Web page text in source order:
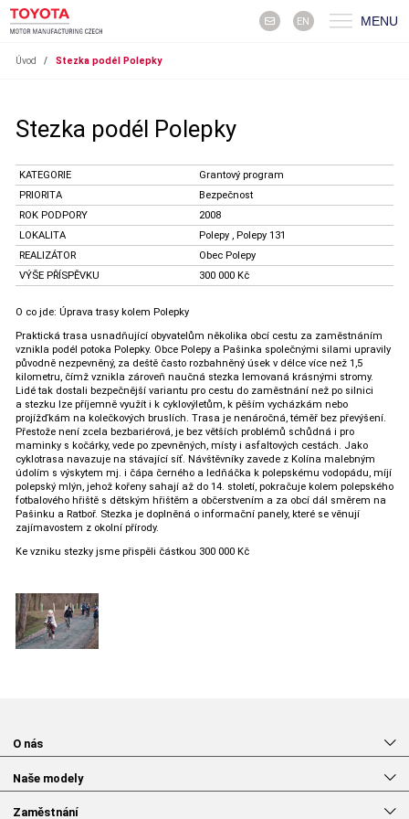
EN MENU
Úvod / Stezka podél Polepky
Stezka podél Polepky
KATEGORIE
Grantový program
PRIORITA
Bezpečnost
ROK PODPORY
2008
LOKALITA
Polepy , Polepy 131
REALIZÁTOR
Obec Polepy
VÝŠE PŘÍSPĚVKU
300 000 Kč
O co jde: Úprava trasy kolem Polepky
Praktická trasa usnadňující obyvatelům několika obcí cestu za zaměstnáním
vznikla podél potoka Polepky. Obce Polepy a Pašinka společnými silami upravily
původně nezpevněný, za deště často rozbahněný úsek v délce více než 1,5
kilometru, čímž vznikla zároveň naučná stezka lemovaná krásnými stromy.
Lidé tak dostali bezpečnější variantu pro cestu do zaměstnání než po silnici
a stezku lze příjemně využít i k cyklovýletům, k pěším vycházkám nebo
projížďkám na kolečkových bruslích. Trasa je nenáročná, téměř bez převýšení.
Přestože není zcela bezbariérová, je bez větších problémů schůdná i pro
maminky s kočárky, vede po zpevněných, místy i asfaltových cestách. Jako
cyklotrasa navazuje na stávající síť. Návštěvníky zavede z Kolína malebným
údolím s výskytem mj. i čápa černého a ledňáčka k polepskému vodopádu, míjí
polepský mlýn, jehož kořeny sahají až do 14. století, pokračuje kolem polepského
fotbalového hřiště s dětským hřištěm a občerstvením a za obcí dál směrem na
Pašinku a Ratboř. Stezka je doplněná o informační panely, které se věnují
zajímavostem z okolní přírody.
Ke vzniku stezky jsme přispěli částkou 300 000 Kč
O nás
Naše modely
Zaměstnání